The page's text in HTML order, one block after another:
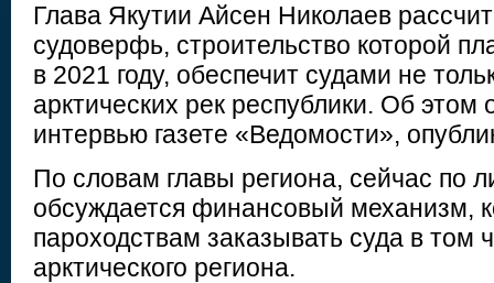
Глава Якутии Айсен Николаев
судоверфь, строительство которой
в 2021 году, обеспечит судами не
арктических рек республики. Об этом
интервью газете «Ведомости»,
По словам главы региона, сейчас по
обсуждается финансовый механизм,
пароходствам заказывать суда в том
арктического региона.